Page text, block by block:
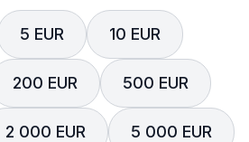
5 EUR 10 EUR
200 EUR 500 EUR
2 000 EUR 5 000 EUR